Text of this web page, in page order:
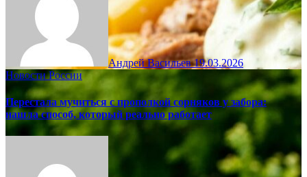
Андрей Васильев19.03.2026
Новости России
Перестала мучиться с прополкой сорняков у забора:
нашла способ, который реально работает